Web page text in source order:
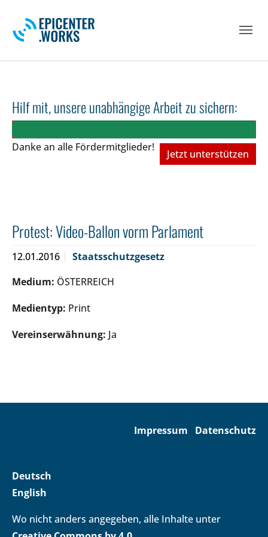
Hilf mit, unsere unabhängige Arbeit zu sichern:
Danke an alle Fördermitglieder!
Jetzt unterstützen
Protest: Video-Ballon vorm Parlament
12.01.2016
Staatsschutzgesetz
Medium: ÖSTERREICH
Medientyp: Print
Vereinserwähnung: Ja
Impressum Datenschutz
Deutsch
English
Wo nicht anders angegeben, alle Inhalte unter